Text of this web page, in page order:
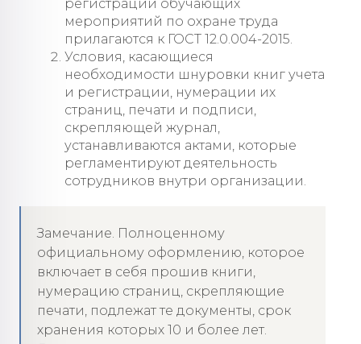
регистрации обучающих
мероприятий по охране труда
прилагаются к ГОСТ 12.0.004-2015.
Условия, касающиеся
необходимости шнуровки книг учета
и регистрации, нумерации их
страниц, печати и подписи,
скрепляющей журнал,
устанавливаются актами, которые
регламентируют деятельность
сотрудников внутри организации.
Замечание. Полноценному
официальному оформлению, которое
включает в себя прошив книги,
нумерацию страниц, скрепляющие
печати, подлежат те документы, срок
хранения которых 10 и более лет.